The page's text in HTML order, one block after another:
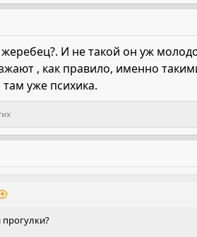
И не такой он уж
, как правило, именно
уже психика.